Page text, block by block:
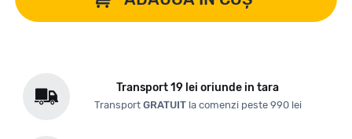
Transport 19 lei oriunde in tara
Transport GRATUITla comenzi peste 990 lei